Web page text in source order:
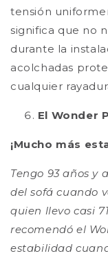
tensión
significa que no
durante la
acolchadas
cualquier
El Wonder
¡Mucho más
Tengo 93 años y
del sofá cuando
quien llevo casi
recomendó el
estabilidad